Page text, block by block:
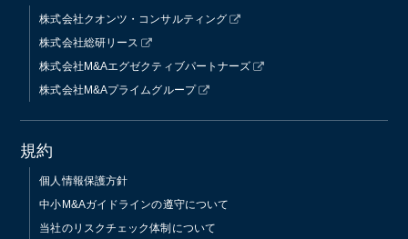
株式会社クオンツ・コンサルティング
株式会社総研リース
株式会社M&Aエグゼクティブパートナーズ
株式会社M&Aプライムグループ
規約
個人情報保護方針
中小M&Aガイドラインの遵守について
当社のリスクチェック体制について